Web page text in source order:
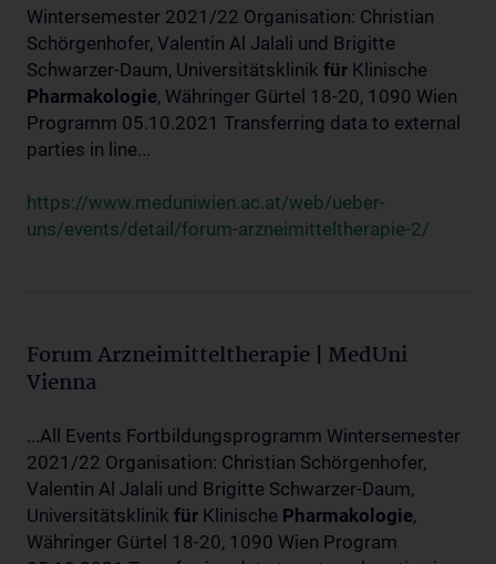
Wintersemester 2021/22 Organisation: Christian
Schörgenhofer, Valentin Al Jalali und Brigitte
Schwarzer-Daum, Universitätsklinik für Klinische
Pharmakologie, Währinger Gürtel 18-20, 1090 Wien
Programm 05.10.2021 Transferring data to external
parties in line...
https://www.meduniwien.ac.at/web/ueber-
uns/events/detail/forum-arzneimitteltherapie-2/
Forum Arzneimitteltherapie | MedUni
Vienna
...All Events Fortbildungsprogramm Wintersemester
2021/22 Organisation: Christian Schörgenhofer,
Valentin Al Jalali und Brigitte Schwarzer-Daum,
Universitätsklinik für Klinische Pharmakologie,
Währinger Gürtel 18-20, 1090 Wien Program